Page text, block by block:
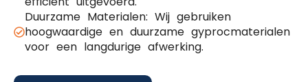
Duurzame Materialen: Wij gebruiken
hoogwaardige en duurzame gyprocmaterialen
voor een langdurige afwerking.